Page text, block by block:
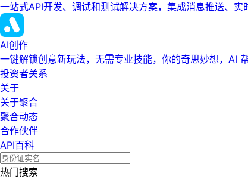
一站式API开发、调试和测试解决方案，集成消息推送、
AI创作
一键解锁创意新玩法，无需专业技能，你的奇思妙想，AI
投资者关系
关于
关于聚合
聚合动态
合作伙伴
API百科
热门搜索